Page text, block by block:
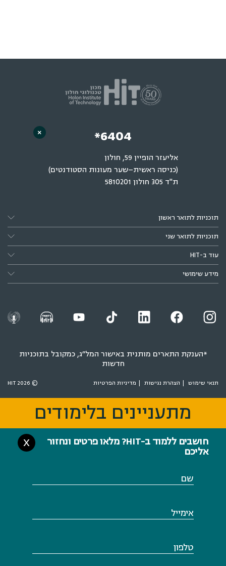
*6404
אליעזר הופיין 59, חולון
(כניסה ראשית–שער מעונות הסטודנטים)
ת"ד 305 חולון 5810201
תוכניות לתואר ראשון
תוכניות לתואר שני
עוד ב-HIT
מידע שימושי
*הענקת התארים מותנית באישור המל״ג, כמקובל בתוכניות
חדשות
תנאי שימוש הצהרת נגישות מדיניות הפרטיות © 2026 HIT
מתעניינים בלימודים
חושבים ללמוד ב-HIT? מלאו פרטים ונחזור
אליכם
X
שם
אימייל
טלפון
מתעניינים בלימודים
×